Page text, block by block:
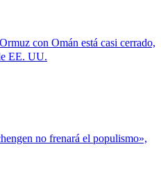
con Omán está casi cerrado,
EE. UU.
no frenará el populismo»,